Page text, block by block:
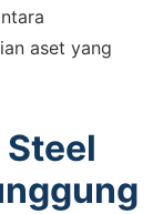
aset yang